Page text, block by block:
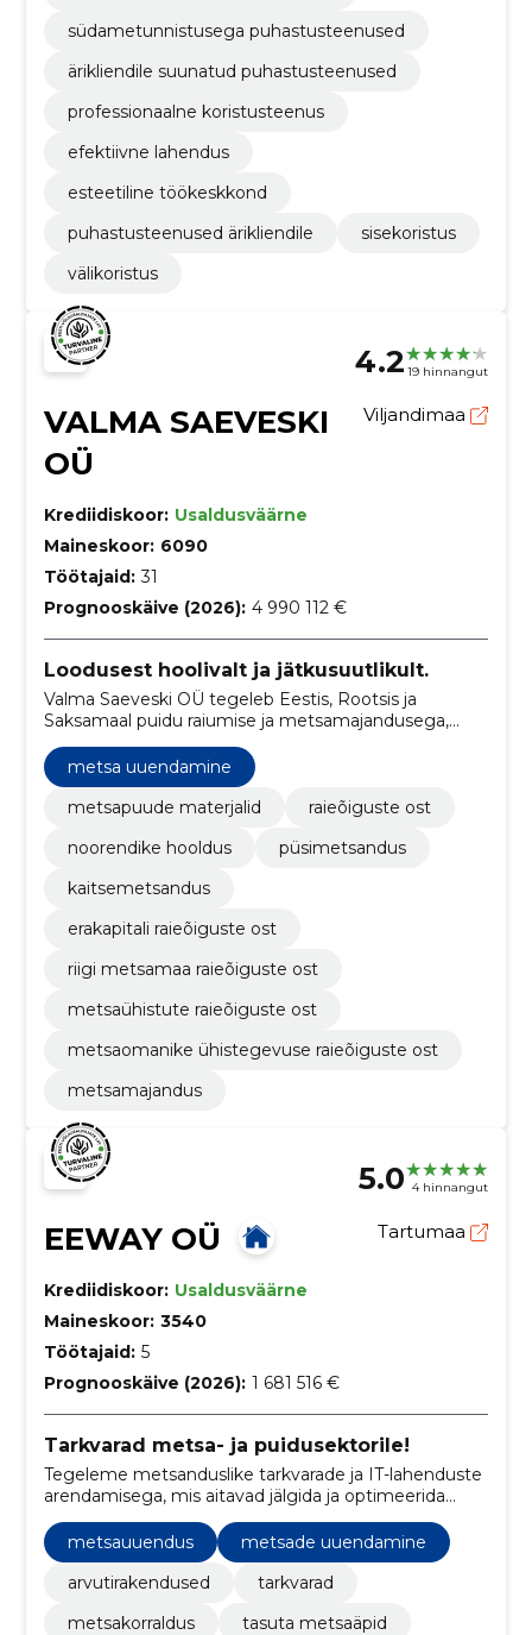
südametunnistusega puhastusteenused
ärikliendile suunatud puhastusteenused
professionaalne koristusteenus
efektiivne lahendus
esteetiline töökeskkond
puhastusteenused ärikliendile
sisekoristus
välikoristus
4.2 19 hinnangut
VALMA SAEVESKI
OÜ
Viljandimaa
Krediidiskoor: Usaldusväärne
Maineskoor: 6090
Töötajaid: 31
Prognooskäive (2026): 4 990 112 €
Loodusest hoolivalt ja jätkusuutlikult.
Valma Saeveski OÜ tegeleb Eestis, Rootsis ja
Saksamaal puidu raiumise ja metsamajandusega,
tagades säästva metsakasutuse.
metsa uuendamine
metsapuude materjalid
raieõiguste ost
noorendike hooldus
püsimetsandus
kaitsemetsandus
erakapitali raieõiguste ost
riigi metsamaa raieõiguste ost
metsaühistute raieõiguste ost
metsaomanike ühistegevuse raieõiguste ost
metsamajandus
5.0 4 hinnangut
EEWAY OÜ Tartumaa
Krediidiskoor: Usaldusväärne
Maineskoor: 3540
Töötajaid: 5
Prognooskäive (2026): 1 681 516 €
Tarkvarad metsa- ja puidusektorile!
Tegeleme metsanduslike tarkvarade ja IT-lahenduste
arendamisega, mis aitavad jälgida ja optimeerida
metsamajandamist ning puidutööstuse ahelat
Baltikumis.
metsauuendus
metsade uuendamine
arvutirakendused
tarkvarad
metsakorraldus
tasuta metsaäpid